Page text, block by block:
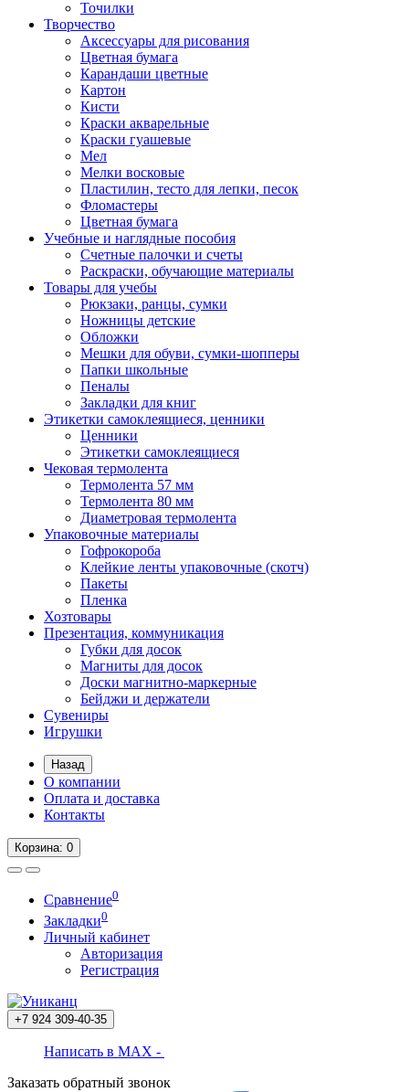
Точилки
Творчество
Аксессуары для рисования
Цветная бумага
Карандаши цветные
Картон
Кисти
Краски акварельные
Краски гуашевые
Мел
Мелки восковые
Пластилин, тесто для лепки, песок
Фломастеры
Цветная бумага
Учебные и наглядные пособия
Счетные палочки и счеты
Раскраски, обучающие материалы
Товары для учебы
Рюкзаки, ранцы, сумки
Ножницы детские
Обложки
Мешки для обуви, сумки-шопперы
Папки школьные
Пеналы
Закладки для книг
Этикетки самоклеящиеся, ценники
Ценники
Этикетки самоклеящиеся
Чековая термолента
Термолента 57 мм
Термолента 80 мм
Диаметровая термолента
Упаковочные материалы
Гофрокороба
Клейкие ленты упаковочные (скотч)
Пакеты
Пленка
Хозтовары
Презентация, коммуникация
Губки для досок
Магниты для досок
Доски магнитно-маркерные
Бейджи и держатели
Сувениры
Игрушки
Назад
О компании
Оплата и доставка
Контакты
Корзина: 0
Сравнение0
Закладки0
Личный кабинет
Авторизация
Регистрация
+7 924 309-40-35
Написать в MAX -
Заказать обратный звонок